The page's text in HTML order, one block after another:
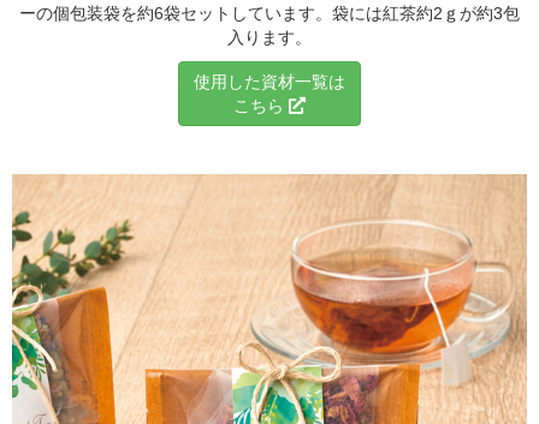
ーの個包装袋を約6袋セットしています。 袋には紅茶約2ｇが約3包
入ります。
使用した資材一覧は
こちら